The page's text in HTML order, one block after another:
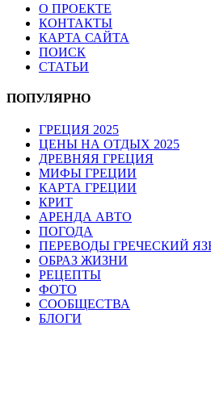
О ПРОЕКТЕ
КОНТАКТЫ
КАРТА САЙТА
ПОИСК
СТАТЬИ
ПОПУЛЯРНО
ГРЕЦИЯ 2025
ЦЕНЫ НА ОТДЫХ 2025
ДРЕВНЯЯ ГРЕЦИЯ
МИФЫ ГРЕЦИИ
КАРТА ГРЕЦИИ
КРИТ
АРЕНДА АВТО
ПОГОДА
ПЕРЕВОДЫ ГРЕЧЕСКИЙ
ОБРАЗ ЖИЗНИ
РЕЦЕПТЫ
ФОТО
СООБЩЕСТВА
БЛОГИ